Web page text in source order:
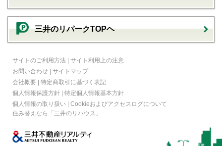
三井のリパークTOPヘ
サイトのご利用方法 | サイト利用上の注意
お問い合わせ | サイトマップ
会社概要 | 特定商取引に基づく表記
個人情報保護方針 | 特定個人情報基本方針
個人情報の取り扱い | Cookieおよびアクセスログについて
住み替えなら
「三井のリハウス」